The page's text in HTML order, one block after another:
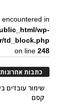
encountered in
wp-
td_block.php
on line248
כתבות אחרונות
קסם